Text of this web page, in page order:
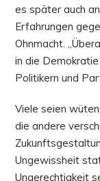
es später auch
Erfahrungen
Ohnmacht.
in die
Politikern und
Viele seien
die andere
Ungewissheit
Ungerechtigkeit